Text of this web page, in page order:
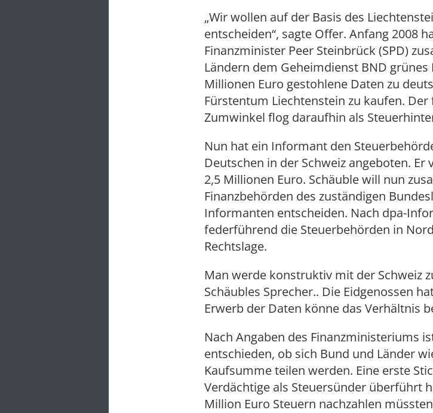
„Wir wollen auf der Basis des
entscheiden“, sagte Offer. Anfang 2008
Finanzminister Peer Steinbrück (SPD)
Ländern dem Geheimdienst BND
Millionen Euro gestohlene Daten zu
Fürstentum Liechtenstein zu kaufen. Der
Zumwinkel flog daraufhin als
Nun hat ein Informant den
Deutschen in der Schweiz angeboten.
2,5 Millionen Euro. Schäuble will nun
Finanzbehörden des zuständigen
Informanten entscheiden. Nach dpa-
federführend die Steuerbehörden in
Rechtslage.
Man werde konstruktiv mit der Schweiz
Schäubles Sprecher.. Die Eidgenossen
Erwerb der Daten könne das Verhältnis
Nach Angaben des Finanzministeriums
entschieden, ob sich Bund und Länder
Kaufsumme teilen werden. Eine erste
Verdächtige als Steuersünder überführt
Million Euro Steuern nachzahlen